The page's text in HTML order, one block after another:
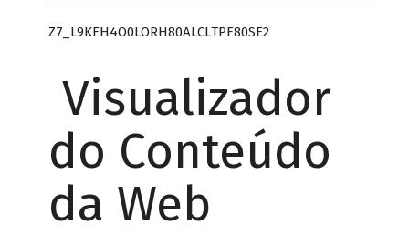
Z7_L9KEH4O0LORH80ALCLTPF80SE2
Visualizador
do Conteúdo
da Web